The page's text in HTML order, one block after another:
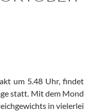
um 5.48 Uhr, findet
statt. Mit dem Mond
in vielerlei